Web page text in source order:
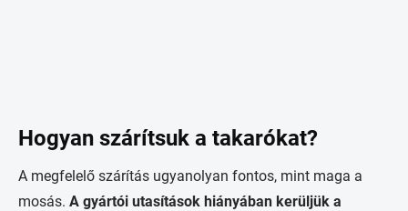
Hogyan szárítsuk a takarókat?
A megfelelő szárítás ugyanolyan fontos, mint maga a
mosás. A gyártói utasítások hiányában kerüljük a